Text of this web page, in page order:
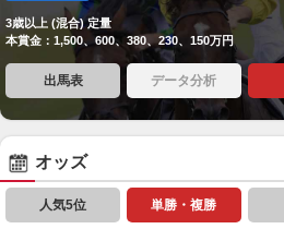
3歳以上 (混合) 定量
本賞金：1,500、600、380、230、150万円
出馬表 データ分析
オッズ
人気5位 単勝・複勝